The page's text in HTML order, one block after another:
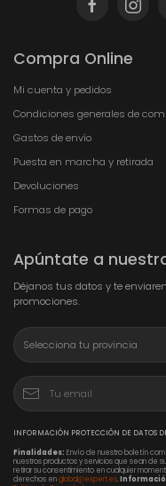
Compra Online
Mi cuenta y pedidos
Condiciones generales de
Gastos de envío
Puesta en marcha y retirada
Devoluciones
Formas de pago
Apúntate a
Déjanos tus datos y te
promociones.
INFORMACIÓN PROTECCIÓN DE DATOS
Finalidades: Envío de nuestro boletín
nuestros productos y servicios que sean de
retirar su consentimiento en cualquier
derechos englobal@expert.es.